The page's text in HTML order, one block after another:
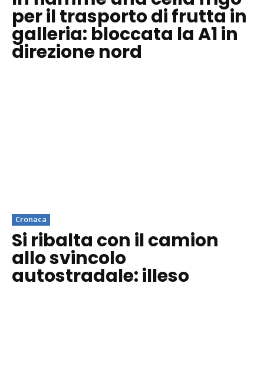
per il trasporto di frutta in
galleria: bloccata la A1 in
direzione nord
Cronaca
Si ribalta con il camion
allo svincolo
autostradale: illeso